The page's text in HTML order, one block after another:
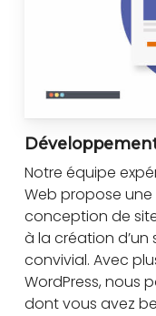
Notre équipe
Web propose
conception de
à la création
convivial. Avec
WordPress, nous
dont vous avez